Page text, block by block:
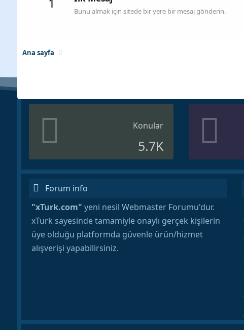
Bunu almak için sitede bir yere bir mesaj gönderin.
Ana sayfa
Konular
5.7K
Forum info
"xTurk.com" yeni nesil Webmaster Forumu'dur.
xTurk sayesinde tamamiyle onaylı gerçek kişilerin
üye olduğu platformda güvenle ürün/hizmet
alışverişi yapabilirsiniz.